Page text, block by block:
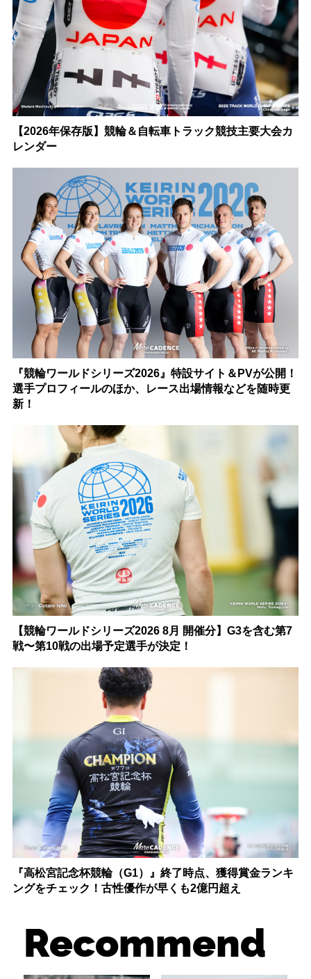
【2026年保存版】競輪＆自転車トラック競技主要大会カ
レンダー
『競輪ワールドシリーズ2026』特設サイト＆PVが公開！
選手プロフィールのほか、レース出場情報などを随時更
新！
【競輪ワールドシリーズ2026 8月 開催分】G3を含む第7
戦〜第10戦の出場予定選手が決定！
『高松宮記念杯競輪（G1）』終了時点、獲得賞金ランキ
ングをチェック！古性優作が早くも2億円超え
Recommend